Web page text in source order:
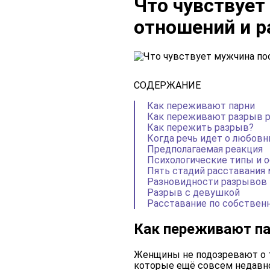
Что
отношений и
СОДЕРЖАНИЕ
Как переживают парни
Как переживают разрыв
Как пережить разрыв?
Когда речь идет о
Предполагаемая реакция
Психологические типы и
Пять стадий
Разновидности разрывов
Разрыв с девушкой
Расставание по
Как переживают
Женщины не подозревают о
которые ещё совсем